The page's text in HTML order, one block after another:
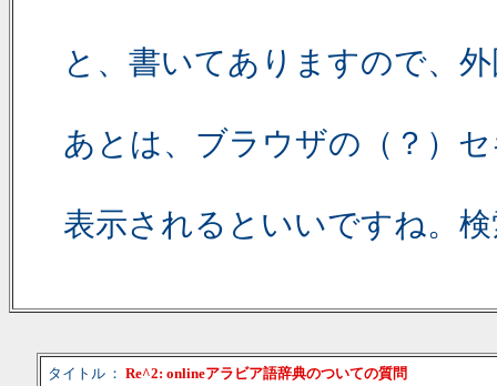
と、書いてありますので、
あとは、ブラウザの（？）
表示されるといいですね。
タイトル ： Re^2: onlineアラビア語辞典のついての質問